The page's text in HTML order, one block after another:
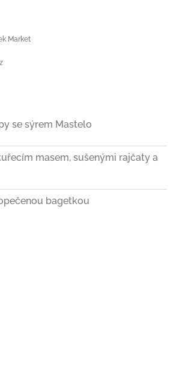
Market
se sýrem Mastelo
masem, sušenými rajčaty a
bagetkou